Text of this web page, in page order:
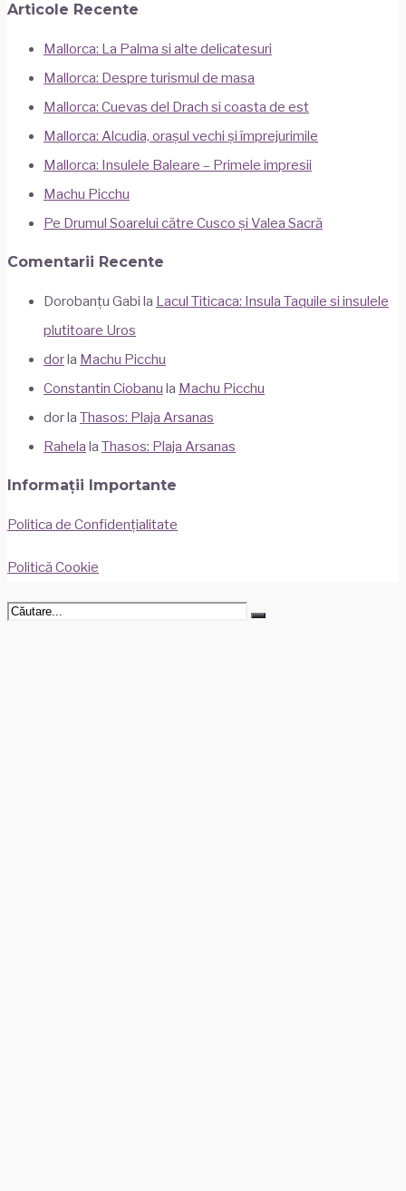
Articole Recente
Mallorca: La Palma si alte delicatesuri
Mallorca: Despre turismul de masa
Mallorca: Cuevas del Drach si coasta de est
Mallorca: Alcudia, orașul vechi și împrejurimile
Mallorca: Insulele Baleare – Primele impresii
Machu Picchu
Pe Drumul Soarelui către Cusco și Valea Sacră
Comentarii Recente
Dorobanțu Gabi la Lacul Titicaca: Insula Taquile si insulele
plutitoare Uros
dorla Machu Picchu
Constantin Ciobanu la Machu Picchu
dorla Thasos: Plaja Arsanas
Rahela la Thasos: Plaja Arsanas
Informații Importante
Politica de Confidențialitate
Politică Cookie